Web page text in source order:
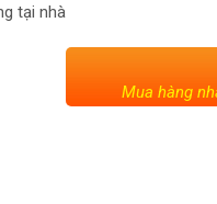
tại nhà
Mua hàng